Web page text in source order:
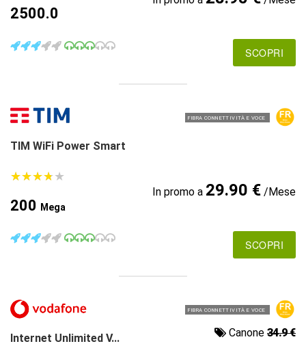
2500.0
SCOPRI
FIBRA CONNETTIVITÀ E VOCE
TIM WiFi Power Smart
★★★★★
★★★★★
200 Mega
In promo a 29.90 €/Mese
SCOPRI
FIBRA CONNETTIVITÀ E VOCE
Internet Unlimited V... Canone 34.9 €